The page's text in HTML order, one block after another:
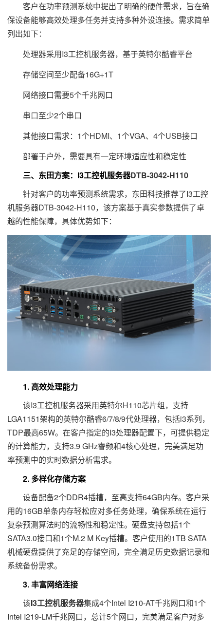
客户在功率预测系统中提出了明确的硬件需求，旨在确
保设备能够高效处理多任务并支持多种外设连接。需求简单
列出如下：
处理器采用I3工控机服务器，基于英特尔酷睿平台
存储空间至少配备16G+1T
网络接口需要5个千兆网口
串口至少2个串口
其他接口需求：1个HDMI、1个VGA、4个USB接口
部署于户外，需要具有一定环境适应性和稳定性
三、东田方案：I3工控机服务器DTB-3042-H110
针对客户的功率预测系统需求，东田科技推荐了I3工控
机服务器DTB-3042-H110，该方案基于真实参数提供了卓
越的性能保障，具体优势如下：
1. 高效处理能力
该I3工控机服务器采用英特尔H110芯片组，支持
LGA1151架构的英特尔酷睿6/7/8/9代处理器，包括i3系列，
TDP最高65W。在客户指定的I3处理器配置下，可提供稳定
的计算能力，支持3.9 GHz睿频和4核心处理，完美满足功
率预测中的实时数据分析需求。
2. 多样化存储方案
设备配备2个DDR4插槽，至高支持64GB内存。客户采
用的16GB单条内存轻松应对多任务处理，确保系统在运行
复杂预测算法时的流畅性和稳定性。硬盘支持包括1个
SATA3.0接口和1个M.2 M Key插槽。客户使用的1TB SATA
机械硬盘提供了充足的存储空间，完全满足历史数据记录和
系统备份需求。
3. 丰富网络连接
该I3工控机服务器集成4个Intel I210-AT千兆网口和1个
Intel I219-LM千兆网口，总计5个网口，完美满足客户对多